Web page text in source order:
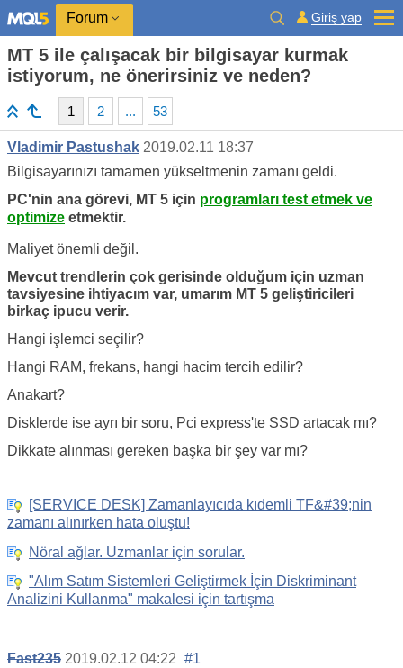
Forum Giriş yap
MT 5 ile çalışacak bir bilgisayar kurmak
istiyorum, ne önerirsiniz ve neden?
1 2 ... 53
Vladimir Pastushak 2019.02.11 18:37
Bilgisayarınızı tamamen yükseltmenin zamanı geldi.
PC'nin ana görevi, MT 5 için programları test etmek ve
optimize etmektir.
Maliyet önemli değil.
Mevcut trendlerin çok gerisinde olduğum için uzman
tavsiyesine ihtiyacım var, umarım MT 5 geliştiricileri
birkaç ipucu verir.
Hangi işlemci seçilir?
Hangi RAM, frekans, hangi hacim tercih edilir?
Anakart?
Disklerde ise ayrı bir soru, Pci express'te SSD artacak mı?
Dikkate alınması gereken başka bir şey var mı?
[SERVICE DESK] Zamanlayıcıda kıdemli TF&#39;nin
zamanı alınırken hata oluştu!
Nöral ağlar. Uzmanlar için sorular.
"Alım Satım Sistemleri Geliştirmek İçin Diskriminant
Analizini Kullanma" makalesi için tartışma
Fast235 2019.02.12 04:22 #1